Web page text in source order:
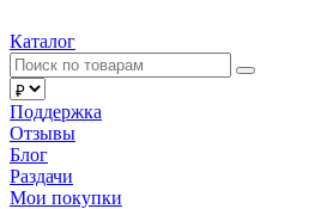
Каталог
Поддержка
Отзывы
Блог
Раздачи
Мои покупки